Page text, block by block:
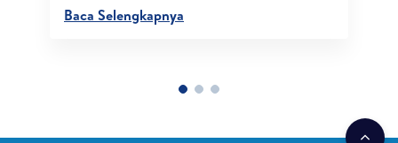
Baca Selengkapnya